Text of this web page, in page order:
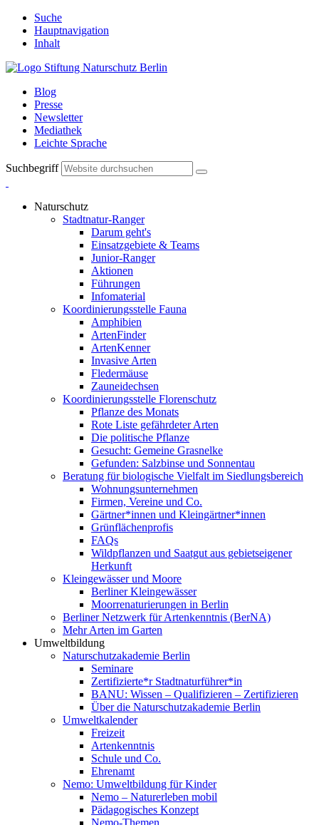
Suche
Hauptnavigation
Inhalt
Blog
Presse
Newsletter
Mediathek
Leichte Sprache
Suchbegriff
Naturschutz
Stadtnatur-Ranger
Darum geht's
Einsatzgebiete & Teams
Junior-Ranger
Aktionen
Führungen
Infomaterial
Koordinierungsstelle Fauna
Amphibien
ArtenFinder
ArtenKenner
Invasive Arten
Fledermäuse
Zauneidechsen
Koordinierungsstelle Florenschutz
Pflanze des Monats
Rote Liste gefährdeter Arten
Die politische Pflanze
Gesucht: Gemeine Grasnelke
Gefunden: Salzbinse und Sonnentau
Beratung für biologische Vielfalt im Siedlungsbereich
Wohnungsunternehmen
Firmen, Vereine und Co.
Gärtner*innen und Kleingärtner*innen
Grünflächenprofis
FAQs
Wildpflanzen und Saatgut aus gebietseigener
Herkunft
Kleingewässer und Moore
Berliner Kleingewässer
Moorrenaturierungen in Berlin
Berliner Netzwerk für Artenkenntnis (BerNA)
Mehr Arten im Garten
Umweltbildung
Naturschutzakademie Berlin
Seminare
Zertifizierte*r Stadtnaturführer*in
BANU: Wissen – Qualifizieren – Zertifizieren
Über die Naturschutzakademie Berlin
Umweltkalender
Freizeit
Artenkenntnis
Schule und Co.
Ehrenamt
Nemo: Umweltbildung für Kinder
Nemo – Naturerleben mobil
Pädagogisches Konzept
Nemo-Themen